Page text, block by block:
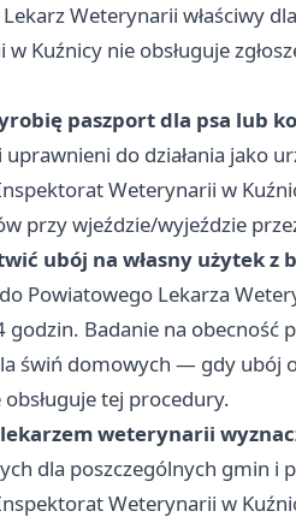
Weterynarii właściwy
Kuźnicy nie obsługuje
paszport dla psa lub
do działania jako
Weterynarii w
przy wjeździe/wyjeździe
ubój na własny użytek
Powiatowego Lekarza
godzin. Badanie na obecność
świń domowych — gdy ubój
obsługuje tej procedury.
weterynarii
dla poszczególnych gmin
Weterynarii w